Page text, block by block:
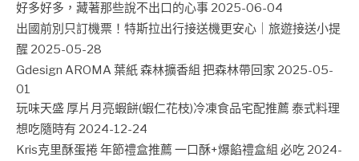
好多好多，藏著那些說不出口的心事 2025-06-04
出國前別只訂機票！特斯拉出行接送機更安心｜旅遊接送小提
醒 2025-05-28
Gdesign AROMA 葉紙 森林擴香組 把森林帶回家 2025-05-
01
玩味天盛 厚片月亮蝦餅(蝦仁花枝)冷凍食品宅配推薦 泰式料理
想吃隨時有 2024-12-24
Kris克里酥蛋捲 年節禮盒推薦 一口酥+爆餡禮盒組 必吃 2024-